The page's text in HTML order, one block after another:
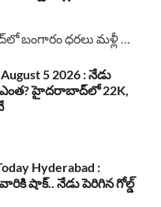
బంగారం ధరలు మళ్లీ …
5 2026 : నేడు
ఎంత? హైదరాబాద్‌లో 22K,
Hyderabad :
షాక్.. నేడు పెరిగిన గోల్డ్